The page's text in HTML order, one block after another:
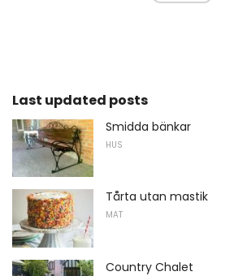
Last updated posts
Smidda bänkar
HUS
Tårta utan mastik
MAT
Country Chalet